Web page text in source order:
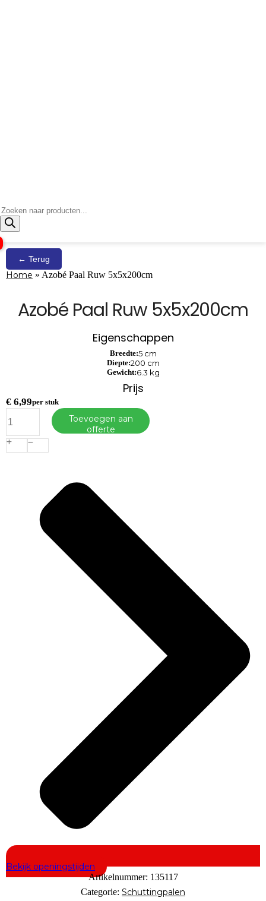
Producten
zoeken
← Terug
Home » Azobé Paal Ruw 5x5x200cm
Azobé Paal Ruw 5x5x200cm
Eigenschappen
Breedte:5 cm
Diepte:200 cm
Gewicht:6.3 kg
Prijs
€ 6,99per stuk
Paal
Ruw
5x5x200cm
aantal
Toevoegen aan
offerte
Bekijk openingstijden
Artikelnummer: 135117
Categorie: Schuttingpalen